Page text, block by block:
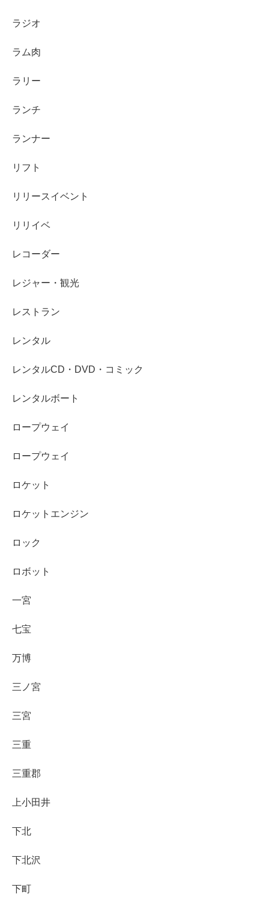
ラジオ
ラム肉
ラリー
ランチ
ランナー
リフト
リリースイベント
リリイベ
レコーダー
レジャー・観光
レストラン
レンタル
レンタルCD・DVD・コミック
レンタルボート
ロープウェイ
ロープウェイ
ロケット
ロケットエンジン
ロック
ロボット
一宮
七宝
万博
三ノ宮
三宮
三重
三重郡
上小田井
下北
下北沢
下町